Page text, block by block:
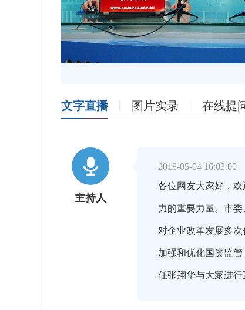
文字直播 图片实录 在线提

主持人
2018-05-04 16:03:00
各位网友大家好，
力的重要力量。市
对企业改革发展多
加强和优化国资监
任张翔华与大家进行